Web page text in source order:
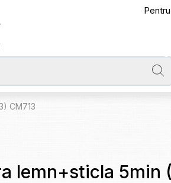
CM713
lemn+sticla 5min